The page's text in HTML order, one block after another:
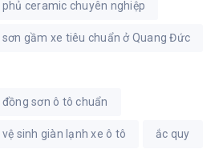
ceramic chuyên nghiệp
gầm xe tiêu chuẩn ở Quang Đức
sơn ô tô chuẩn
sinh giàn lạnh xe ô tô ắc quy